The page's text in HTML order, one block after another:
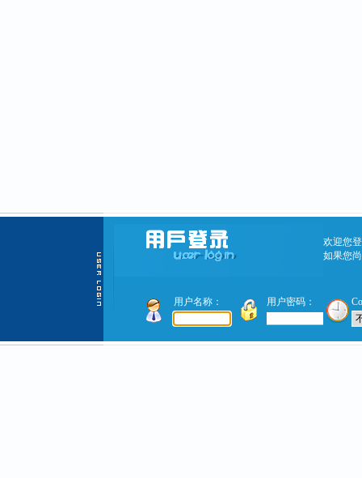
欢迎您
如果您
用户名称： 用户密码：